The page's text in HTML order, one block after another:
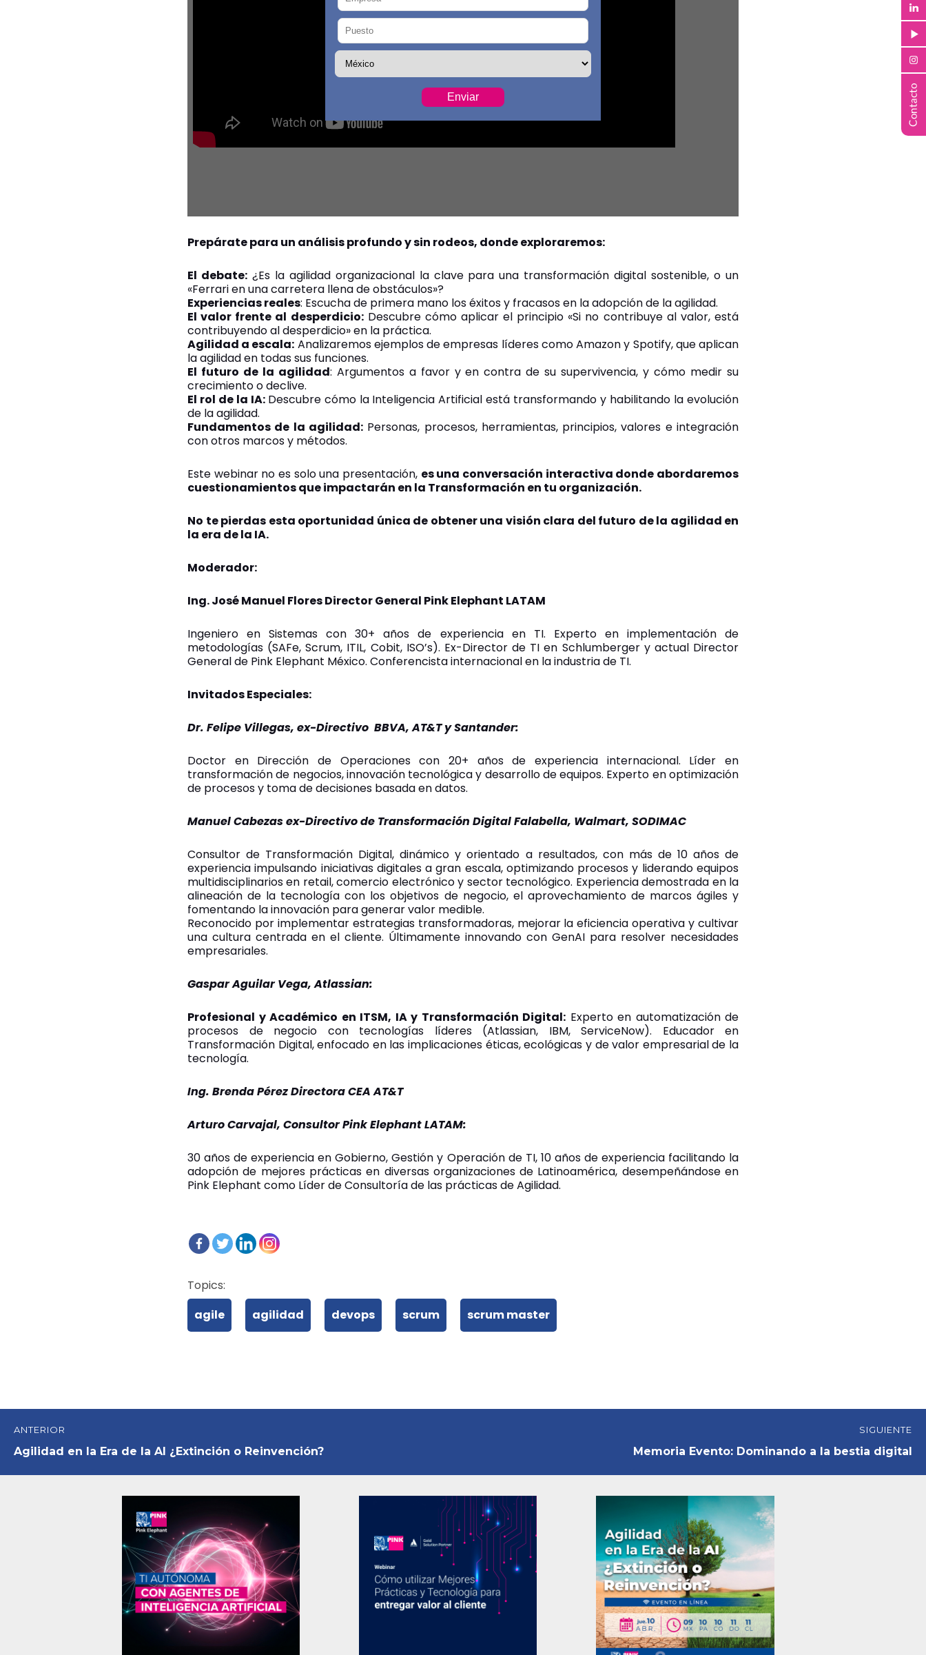
Prepárate para un análisis profundo y sin rodeos, donde exploraremos:
El debate:¿Es la agilidad organizacional la clave para una transformación digital sostenible, o un
«Ferrari en una carretera llena de obstáculos»?
Experiencias reales: Escucha de primera mano los éxitos y fracasos en la adopción de la agilidad.
El valor frente al desperdicio:Descubre cómo aplicar el principio «Si no contribuye al valor, está
contribuyendo al desperdicio» en la práctica.
Agilidad a escala: Analizaremos ejemplos de empresas líderes como Amazon y Spotify, que aplican
la agilidad en todas sus funciones.
El futuro de la agilidad: Argumentos a favor y en contra de su supervivencia, y cómo medir su
crecimiento o declive.
El rol de la IA: Descubre cómo la Inteligencia Artificial está transformando y habilitando la evolución
de la agilidad.
Fundamentos de la agilidad:Personas, procesos, herramientas, principios, valores e integración
con otros marcos y métodos.
Este webinar no es solo una presentación, es una conversación interactiva donde abordaremos
cuestionamientos que impactarán en la Transformación en tu organización.
No te pierdas esta oportunidad única de obtener una visión clara del futuro de la agilidad en
la era de la IA.
Moderador:
Ing. José Manuel Flores Director General Pink Elephant LATAM
Ingeniero en Sistemas con 30+ años de experiencia en TI. Experto en implementación de
metodologías (SAFe, Scrum, ITIL, Cobit, ISO’s). Ex-Director de TI en Schlumberger y actual Director
General de Pink Elephant México. Conferencista internacional en la industria de TI.
Invitados Especiales:
Dr. Felipe Villegas, ex-Directivo BBVA, AT&T y Santander:
Doctor en Dirección de Operaciones con 20+ años de experiencia internacional. Líder en
transformación de negocios, innovación tecnológica y desarrollo de equipos. Experto en optimización
de procesos y toma de decisiones basada en datos.
Manuel Cabezas ex-Directivo de Transformación Digital Falabella, Walmart, SODIMAC
Consultor de Transformación Digital, dinámico y orientado a resultados, con más de 10 años de
experiencia impulsando iniciativas digitales a gran escala, optimizando procesos y liderando equipos
multidisciplinarios en retail, comercio electrónico y sector tecnológico. Experiencia demostrada en la
alineación de la tecnología con los objetivos de negocio, el aprovechamiento de marcos ágiles y
fomentando la innovación para generar valor medible.
Reconocido por implementar estrategias transformadoras, mejorar la eficiencia operativa y cultivar
una cultura centrada en el cliente. Últimamente innovando con GenAI para resolver necesidades
empresariales.
Gaspar Aguilar Vega, Atlassian:
Profesional y Académico en ITSM, IA y Transformación Digital: Experto en automatización de
procesos de negocio con tecnologías líderes (Atlassian, IBM, ServiceNow). Educador en
Transformación Digital, enfocado en las implicaciones éticas, ecológicas y de valor empresarial de la
tecnología.
Ing. Brenda Pérez Directora CEA AT&T
Arturo Carvajal, Consultor Pink Elephant LATAM:
30 años de experiencia en Gobierno, Gestión y Operación de TI, 10 años de experiencia facilitando la
adopción de mejores prácticas en diversas organizaciones de Latinoamérica, desempeñándose en
Pink Elephant como Líder de Consultoría de las prácticas de Agilidad.
Topics:
agile
agilidad devops scrum scrum master
Navegación
de
entradas
ANTERIOR
Entrada
Agilidad en la Era de la AI ¿Extinción o Reinvención?
SIGUIENTE
Memoria Evento: Dominando a la bestia digital